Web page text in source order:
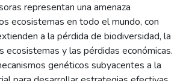
representan una amenaza
ecosistemas en todo el mundo, con
a la pérdida de biodiversidad, la
ecosistemas y las pérdidas económicas.
genéticos subyacentes a la